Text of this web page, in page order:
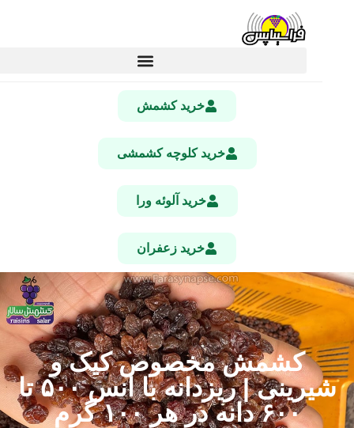
خرید کشمش
خرید کلوچه کشمشی
خرید آلوئه ورا
خرید زعفران
کشمش مخصوص کیک و
شیرینی | ریزدانه با انس ۵٠٠ تا
۶٠٠ دانه در هر ١٠٠ گرم